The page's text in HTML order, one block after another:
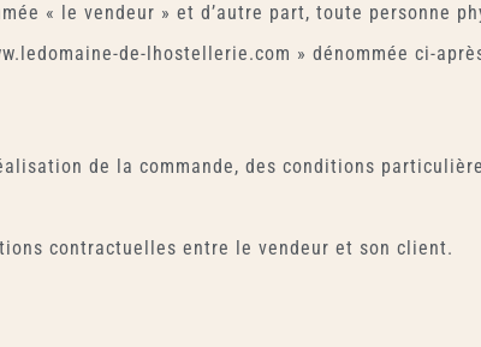
« le vendeur » et d’autre part, toute personne
de-lhostellerie.com » dénommée ci-
de la commande, des conditions
contractuelles entre le vendeur et son client.